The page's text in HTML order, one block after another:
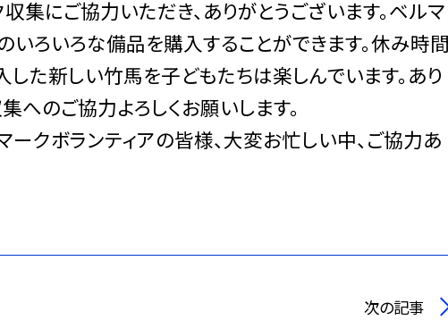
集にご協力いただき、ありがとうございます。ベルマ
いろいろな備品を購入することができます。休み時間
た新しい竹馬を子どもたちは楽しんでいます。あり
へのご協力よろしくお願いします。
クボランティアの皆様、大変お忙しい中、ご協力あ
次の記事